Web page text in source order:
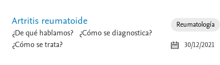
Reumatología
30/12/2021
Artritis reumatoide
¿De qué hablamos? ¿Cómo se diagnostica?
¿Cómo se trata?